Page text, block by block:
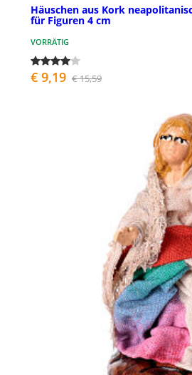
Häuschen aus Kork
für Figuren 4 cm
VORRÄTIG
€ 9,19 € 15,59